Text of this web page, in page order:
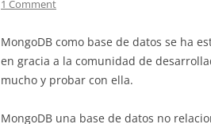
1 Comment
MongoDB como base de datos se ha
en gracia a la comunidad de
mucho y probar con ella.
MongoDB una base de datos no